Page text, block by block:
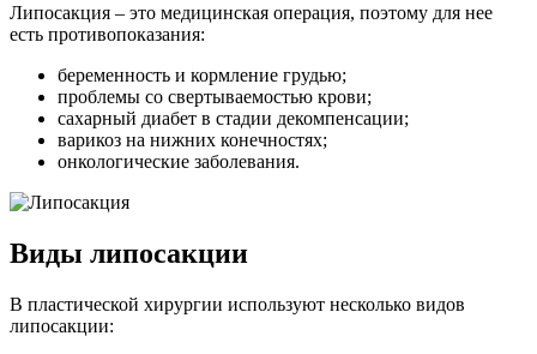
Липосакция – это медицинская операция, поэтому для нее
есть противопоказания:
беременность и кормление грудью;
проблемы со свертываемостью крови;
сахарный диабет в стадии декомпенсации;
варикоз на нижних конечностях;
онкологические заболевания.
Виды липосакции
В пластической хирургии используют несколько видов
липосакции: